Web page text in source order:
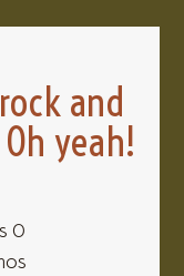
and
yeah!
0